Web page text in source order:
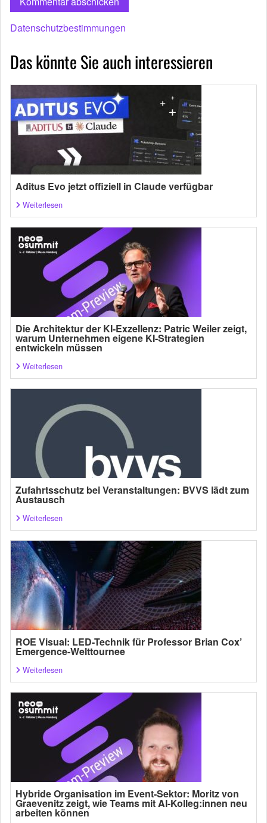
Datenschutzbestimmungen
Das könnte Sie auch interessieren
Aditus Evo jetzt offiziell in Claude verfügbar
Weiterlesen
Die Architektur der KI-Exzellenz: Patric Weiler zeigt,
warum Unternehmen eigene KI-Strategien
entwickeln müssen
Weiterlesen
Zufahrtsschutz bei Veranstaltungen: BVVS lädt zum
Austausch
Weiterlesen
ROE Visual: LED-Technik für Professor Brian Cox’
Emergence-Welttournee
Weiterlesen
Hybride Organisation im Event-Sektor: Moritz von
Graevenitz zeigt, wie Teams mit AI-Kolleg:innen neu
arbeiten können